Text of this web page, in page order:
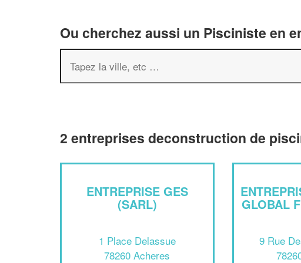
Ou cherchez aussi un Pisciniste en
2 entreprises deconstruction de
ENTREPRISE GES
(SARL)
1 Place Delassue
78260 Acheres
GLOBAL
9 Rue